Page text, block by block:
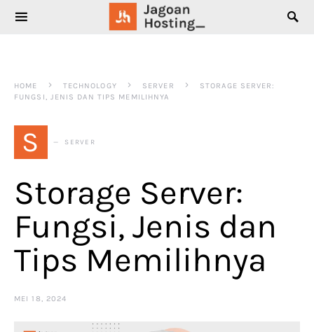
SEARCH FOR:
HOME TECHNOLOGY SERVER
STORAGE SERVER:
FUNGSI, JENIS DAN TIPS MEMILIHNYA
S SERVER
Storage Server:
Fungsi, Jenis dan
Tips Memilihnya
MEI 18, 2024